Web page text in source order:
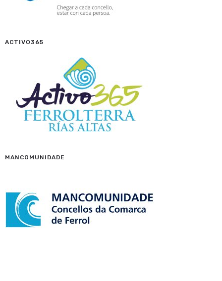
ACTIVO365
MANCOMUNIDADE